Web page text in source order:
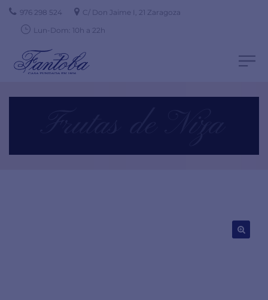
976 298 524
C/ Don Jaime I, 21 Zaragoza
Lun-Dom: 10h a 22h